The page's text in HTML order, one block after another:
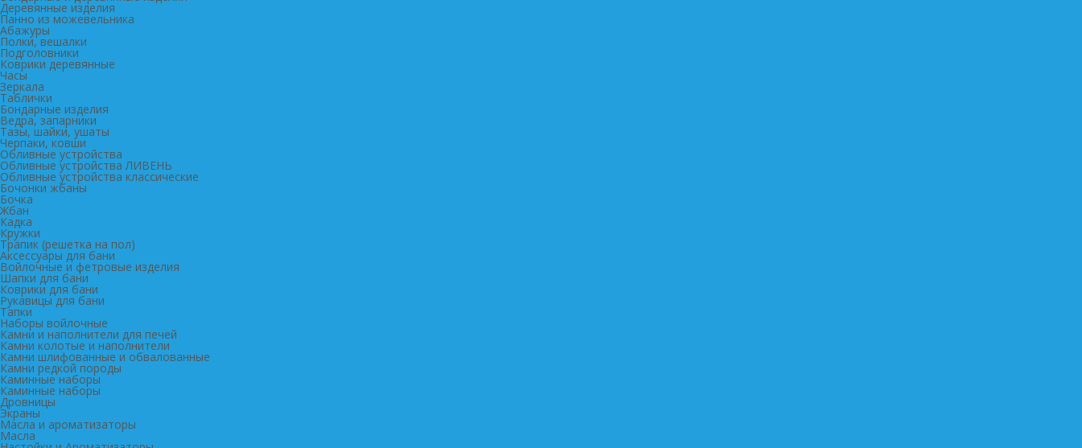
Деревянные изделия
Панно из можевельника
Абажуры
Полки, вешалки
Подголовники
Коврики деревянные
Часы
Зеркала
Таблички
Бондарные изделия
Ведра, запарники
Тазы, шайки, ушаты
Черпаки, ковши
Обливные устройства
Обливные устройства ЛИВЕНЬ
Обливные устройства классические
Бочонки жбаны
Бочка
Жбан
Кадка
Кружки
Трапик (решетка на пол)
Аксессуары для бани
Войлочные и фетровые изделия
Шапки для бани
Коврики для бани
Рукавицы для бани
Тапки
Наборы войлочные
Камни и наполнители для печей
Камни колотые и наполнители
Камни шлифованные и обвалованные
Камни редкой породы
Каминные наборы
Каминные наборы
Дровницы
Экраны
Масла и ароматизаторы
Масла